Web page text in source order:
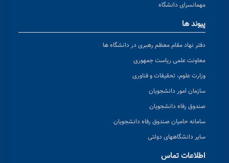
مهمانسرای دانشگاه
پیوند ها
دفتر نهاد مقام معظم رهبری در دانشگاه ها
معاونت علمی ریاست جمهوری
وزارت علوم، تحقیقات و فناوری
سازمان امور دانشجویان
صندوق رفاه دانشجویان
سامانه حامیان صندوق رفاه دانشجویان
سایر دانشگاههای دولتی
اطلاعات تماس